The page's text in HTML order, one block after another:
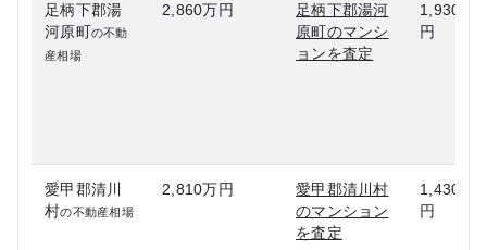
足柄下郡湯
河原町の不動
産相場
2,860万円
足柄下郡湯河
原町のマンシ
ョンを査定
1,930万
円
愛甲郡清川
村の不動産相場
2,810万円
愛甲郡清川村
のマンション
を査定
1,430万
円